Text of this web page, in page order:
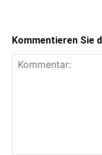
Kommentieren Sie